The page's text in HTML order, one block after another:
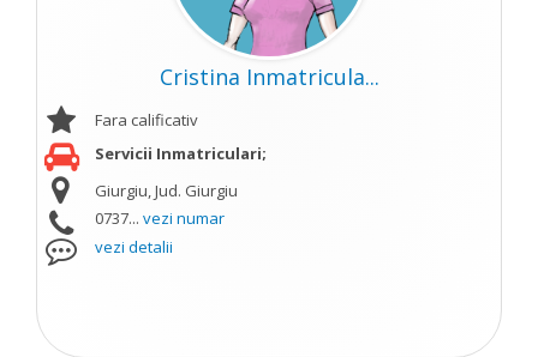
Cristina Inmatricula...
Fara calificativ
Servicii Inmatriculari;
Giurgiu, Jud. Giurgiu
0737... vezi numar
vezi detalii